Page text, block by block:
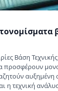
Βάση
η τεχνική